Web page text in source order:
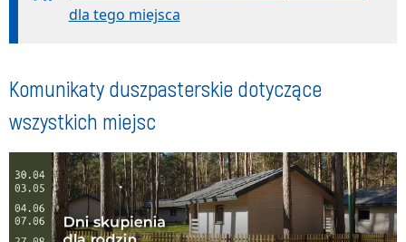
dla tego miejsca
Komunikaty duszpasterskie dotyczące
wszystkich miejsc